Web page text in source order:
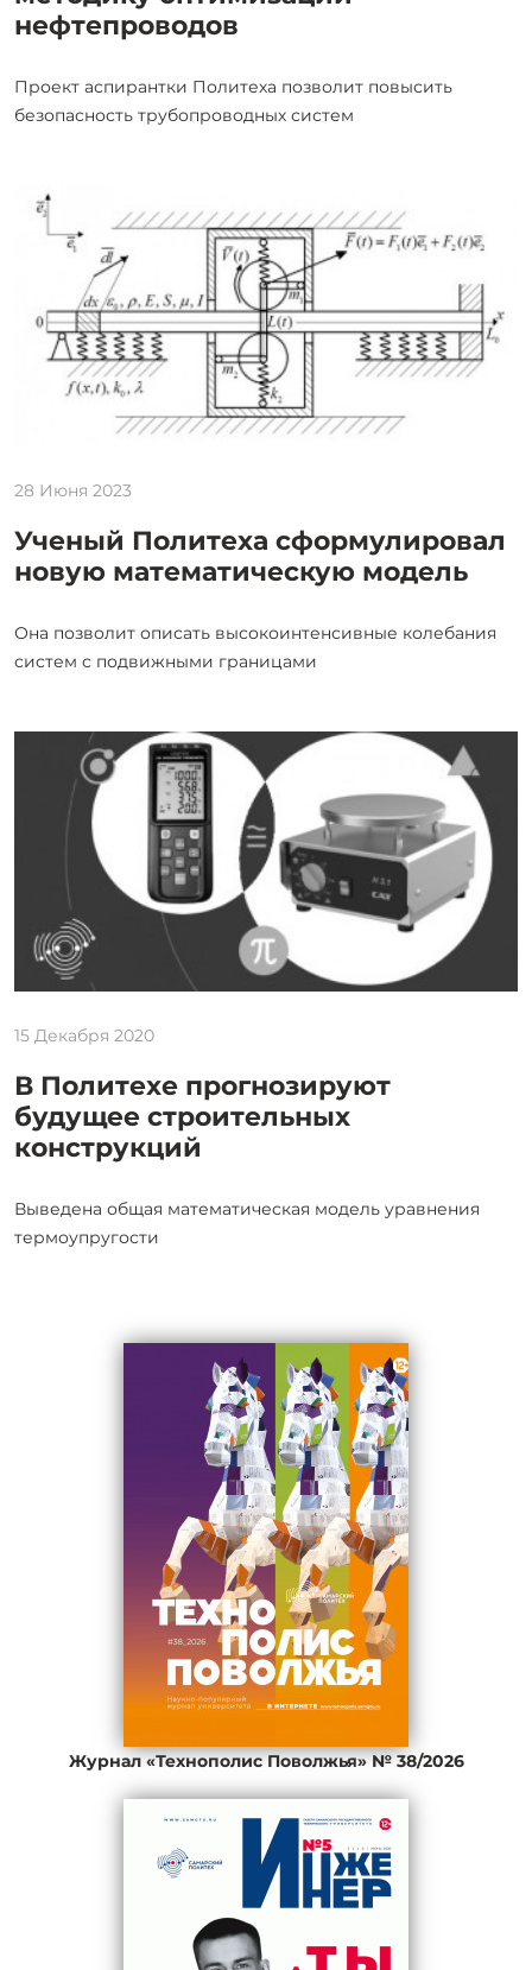
нефтепроводов
Проект аспирантки Политеха позволит повысить
безопасность трубопроводных систем
28 Июня 2023
Ученый Политеха сформулировал
новую математическую модель
Она позволит описать высокоинтенсивные колебания
систем с подвижными границами
15 Декабря 2020
В Политехе прогнозируют
будущее строительных
конструкций
Выведена общая математическая модель уравнения
термоупругости
Журнал «Технополис Поволжья» № 38/2026